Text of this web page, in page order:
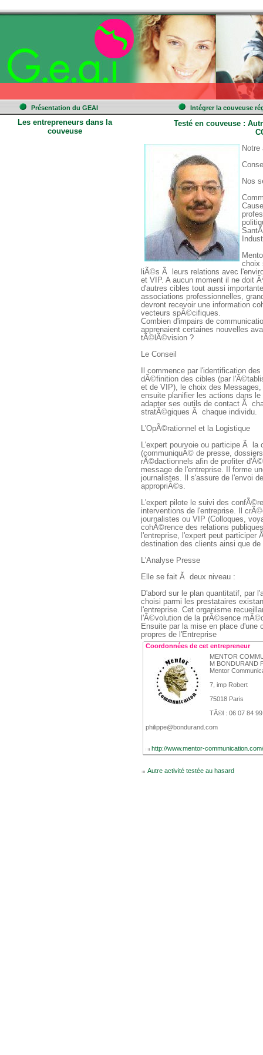
Présentation du GEAI Intégrer la couveuse
Les entrepreneurs dans la
couveuse
Testé en couveuse :
Nos
choix
liÃ©s Ã leurs relations avec
et VIP. A aucun moment il ne doit
d'autres cibles tout aussi
associations professionnelles,
devront recevoir une information
vecteurs spÃ©cifiques.
Combien d'impairs de
apprenaient certaines nouvelles
tÃ©lÃ©vision ?
Le Conseil
Il commence par l'identification
dÃ©finition des cibles (par
et de VIP), le choix des
ensuite planifier les actions dans
adapter ses outils de contact Ã
stratÃ©giques Ã chaque individu.
L'OpÃ©rationnel et la Logistique
L'expert pourvoie ou participe Ã
(communiquÃ© de presse,
rÃ©dactionnels afin de profiter
message de l'entreprise. Il forme
journalistes. Il s'assure de l'envoi
appropriÃ©s.
L'expert pilote le suivi des
interventions de l'entreprise. Il
journalistes ou VIP (Colloques,
cohÃ©rence des relations
l'entreprise, l'expert peut
destination des clients ainsi que
L'Analyse Presse
Elle se fait Ã deux niveau :
D'abord sur le plan quantitatif, par
choisi parmi les prestataires
l'entreprise. Cet organisme
l'Ã©volution de la prÃ©sence
Ensuite par la mise en place
propres de l'Entreprise
Coordonnées de cet entrepreneur
MENTOR
M BONDURAND
Mentor
7, imp Robert
75018 Paris
TÃ©l : 06 07 84
philippe@bondurand.com
http://www.mentor-communication.com/
Autre activité testée au hasard